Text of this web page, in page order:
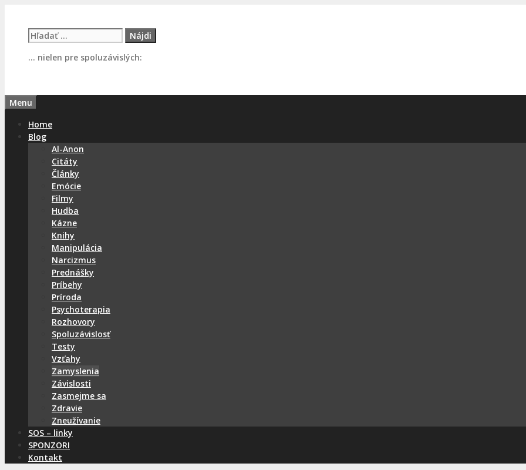
Hľadať:
… nielen pre spoluzávislých:
Menu
Home
Blog
Al-Anon
Citáty
Články
Emócie
Filmy
Hudba
Kázne
Knihy
Manipulácia
Narcizmus
Prednášky
Príbehy
Príroda
Psychoterapia
Rozhovory
Spoluzávislosť
Testy
Vzťahy
Zamyslenia
Závislosti
Zasmejme sa
Zdravie
Zneužívanie
SOS – linky
SPONZORI
Kontakt